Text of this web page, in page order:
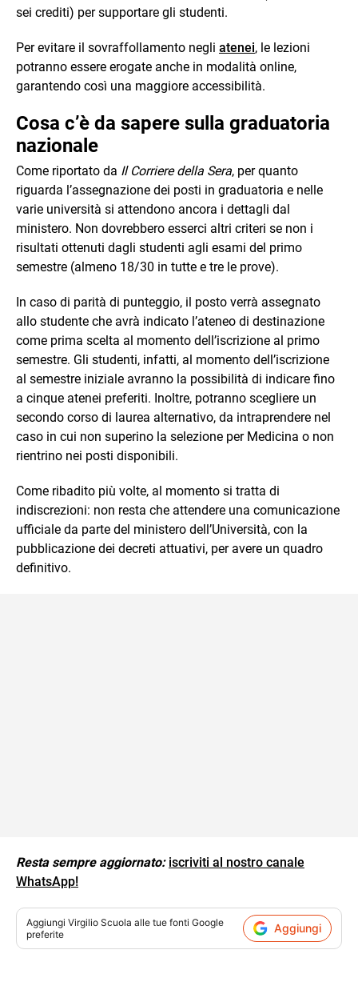
sei crediti) per supportare gli studenti.
Per evitare il sovraffollamento negli atenei, le lezioni
potranno essere erogate anche in modalità online,
garantendo così una maggiore accessibilità.
Cosa c’è da sapere sulla graduatoria
nazionale
Come riportato da Il Corriere della Sera, per quanto
riguarda l’assegnazione dei posti in graduatoria e nelle
varie università si attendono ancora i dettagli dal
ministero. Non dovrebbero esserci altri criteri se non i
risultati ottenuti dagli studenti agli esami del primo
semestre (almeno 18/30 in tutte e tre le prove).
In caso di parità di punteggio, il posto verrà assegnato
allo studente che avrà indicato l’ateneo di destinazione
come prima scelta al momento dell’iscrizione al primo
semestre. Gli studenti, infatti, al momento dell’iscrizione
al semestre iniziale avranno la possibilità di indicare fino
a cinque atenei preferiti. Inoltre, potranno scegliere un
secondo corso di laurea alternativo, da intraprendere nel
caso in cui non superino la selezione per Medicina o non
rientrino nei posti disponibili.
Come ribadito più volte, al momento si tratta di
indiscrezioni: non resta che attendere una comunicazione
ufficiale da parte del ministero dell’Università, con la
pubblicazione dei decreti attuativi, per avere un quadro
definitivo.
Resta sempre aggiornato: iscriviti al nostro canale
WhatsApp!
Aggiungi Virgilio Scuola alle tue fonti Google
preferite
Aggiungi